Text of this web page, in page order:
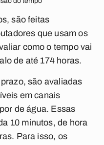
são feitas
que usam os
como o tempo vai
de até 174 horas.
são avaliadas
em canais
de água. Essas
10 minutos, de hora
Para isso, os